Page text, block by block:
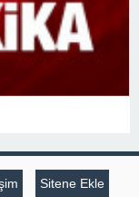
Sitene Ekle